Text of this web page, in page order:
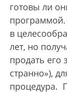
готовы ли
программой.
в
лет, но
продать его
странно»),
процедура.